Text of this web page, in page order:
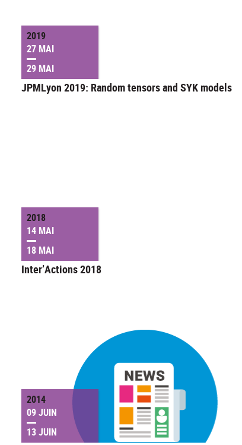
2019
27 MAI
29 MAI
JPMLyon 2019: Random tensors and SYK models
2018
14 MAI
18 MAI
Inter’Actions 2018
2014
09 JUIN
13 JUIN